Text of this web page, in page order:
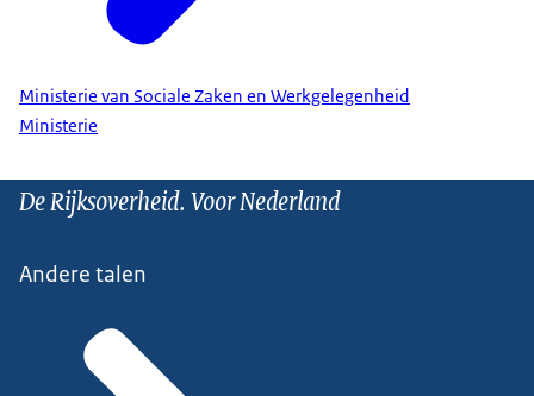
Ministerie van Sociale Zaken en Werkgelegenheid
Ministerie
De Rijksoverheid. Voor Nederland
Andere talen